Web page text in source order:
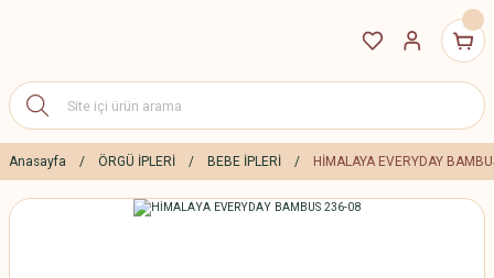
Anasayfa ÖRGÜ İPLERİ BEBE İPLERİ HİMALAYA EVERYDAY